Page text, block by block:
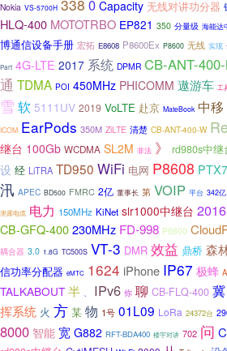
Nokia VS-5700H 338 0 Capacity 无线对讲功分器
HLQ-400 MOTOTRBO EP821 350 分量级 海能达
博通信设备手册 宏拓 E8608 P8600Ex P8600 无线 实现
Part 4G-LTE 2017 系统 DPMR CB-ANT-
通 TDMA POI 450MHz PHICOMM 遨游车 工
雪 软 5111UV 2019 VoLTE 赴京 MateBook 中移
ICOM EarPods 350M ZiLTE 清楚 CB-ANT-400-W
继台 100Gb WCDMA SL2M 非法 》 rd980s中继
设 经 LiTRA TD950 WiFi 电网 P8608
汛 APEC BD500 FMRC 2亿 董事长 第 VOIP 平台 342亿
泄露电缆 电力 150MHz KiNet slr1000中继台 2016
CB-GFQ-400230MHz FD-998 P6600
耦合器 3.0 1.8G TC500S VT-3 DMR 效益 鼎桥 森
信功率分配器 eMTC 1624 iPhone IP67 极蜂
TALKABOUT 半 IPv6 你 聊 CB-FLQ-400 冀
挥系统 火 方 某 物 1号 01L09 LoRa 24372台
8000 智能 宽 G882 RFT-BDA400 楼宇对讲 702 问